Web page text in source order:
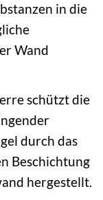
in die
Wand
schützt die
durch das
Beschichtung
hergestellt.